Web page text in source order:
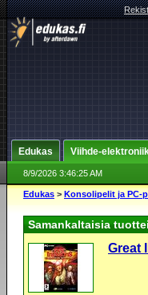
Edukas Viihde-
8/9/2026 3:46:25 AM
Edukas > Konsolipelit ja PC-
Samankaltaisia
Great